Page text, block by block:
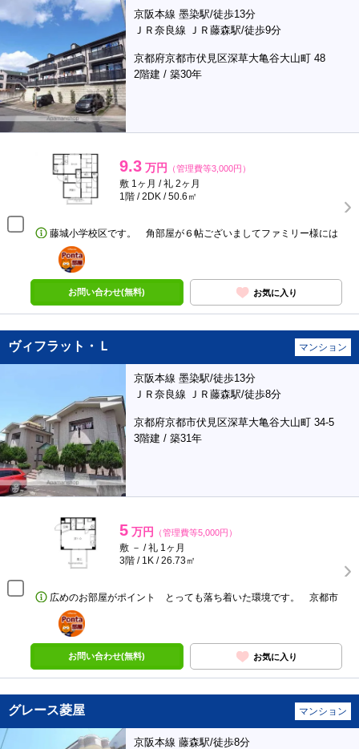
京阪本線 墨染駅/徒歩13分
ＪＲ奈良線 ＪＲ藤森駅/徒歩9分
京都府京都市伏見区深草大亀谷大山町 48
2階建 / 築30年
9.3 万円 （管理費等3,000円）
敷 1ヶ月 / 礼 2ヶ月
1階 / 2DK / 50.6㎡
藤城小学校区です。 角部屋が６帖ございましてファミリー様には
ポンタ
部屋
お問い合わせ(無料) お気に入り
ヴィフラット・Ｌ マンション
京阪本線 墨染駅/徒歩13分
ＪＲ奈良線 ＪＲ藤森駅/徒歩8分
京都府京都市伏見区深草大亀谷大山町 34-5
3階建 / 築31年
5 万円 （管理費等5,000円）
敷 － / 礼 1ヶ月
3階 / 1K / 26.73㎡
広めのお部屋がポイント とっても落ち着いた環境です。 京都市
ポンタ
部屋
お問い合わせ(無料) お気に入り
グレース菱屋 マンション
京阪本線 藤森駅/徒歩8分